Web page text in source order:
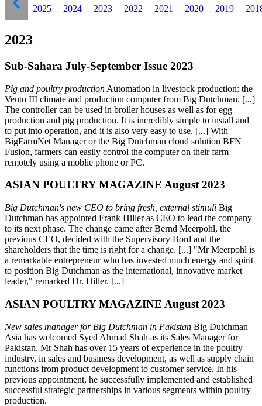
2025 2024 2023 2022 2021 2020 2019
2023
Sub-Sahara July-September Issue 2023
Pig and poultry production Automation in livestock production: the
Vento III climate and production computer from Big Dutchman. [...]
The controller can be used in broiler houses as well as for egg
production and pig production. It is incredibly simple to install and
to put into operation, and it is also very easy to use. [...] With
BigFarmNet Manager or the Big Dutchman cloud solution BFN
Fusion, farmers can easily control the computer on their farm
remotely using a moblie phone or PC.
ASIAN POULTRY MAGAZINE August 2023
Big Dutchman's new CEO to bring fresh, external stimuli Big
Dutchman has appointed Frank Hiller as CEO to lead the company
to its next phase. The change came after Bernd Meerpohl, the
previous CEO, decided with the Supervisory Bord and the
shareholders that the time is right for a change. [...] "Mr Meerpohl is
a remarkable entrepreneur who has invested much energy and spirit
to position Big Dutchman as the international, innovative market
leader," remarked Dr. Hiller. [...]
ASIAN POULTRY MAGAZINE August 2023
New sales manager for Big Dutchman in Pakistan Big Dutchman
Asia has welcomed Syed Ahmad Shah as its Sales Manager for
Pakistan. Mr Shah has over 15 years of experience in the poultry
industry, in sales and business development, as well as supply chain
functions from product development to customer service. In his
previous appointment, he successfully implemented and established
successful strategic partnerships in various segments within poultry
production.